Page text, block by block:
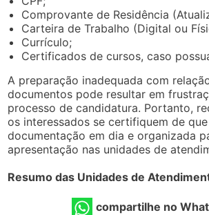
Comprovante de Residência
Carteira de Trabalho (Digital ou
Currículo;
Certificados de cursos, caso
A preparação inadequada com
documentos pode resultar em
processo de candidatura. Portanto,
os interessados se certifiquem de
documentação em dia e organizada
apresentação nas unidades de
Resumo das Unidades de
compartilhe no